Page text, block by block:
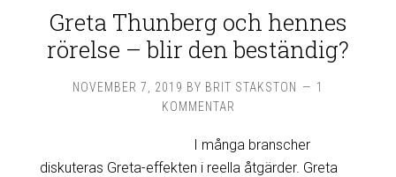
Greta Thunberg och hennes
rörelse – blir den beständig?
NOVEMBER 7, 2019 BY BRIT STAKSTON
1
KOMMENTAR
I många branscher
diskuteras Greta-effekten i reella åtgärder. Greta